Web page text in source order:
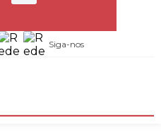
Siga-nos